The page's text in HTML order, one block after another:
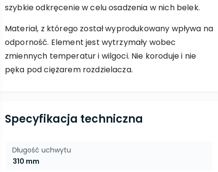
szybkie odkręcenie w celu osadzenia w nich belek.
Materiał, z którego został wyprodukowany wpływa na
odporność. Element jest wytrzymały wobec
zmiennych temperatur i wilgoci. Nie koroduje i nie
pęka pod ciężarem rozdzielacza.
Specyfikacja techniczna
Długość uchwytu
310 mm